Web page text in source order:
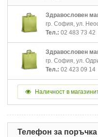
Здравословен
гр. София, ул.
Тел.: 02 483 73 42
Здравословен
гр. София, ул.
Тел.: 02 423 09 14
Наличност в
Телефон за поръчка